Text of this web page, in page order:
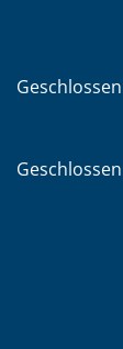
Klicken, um
Klicken, um